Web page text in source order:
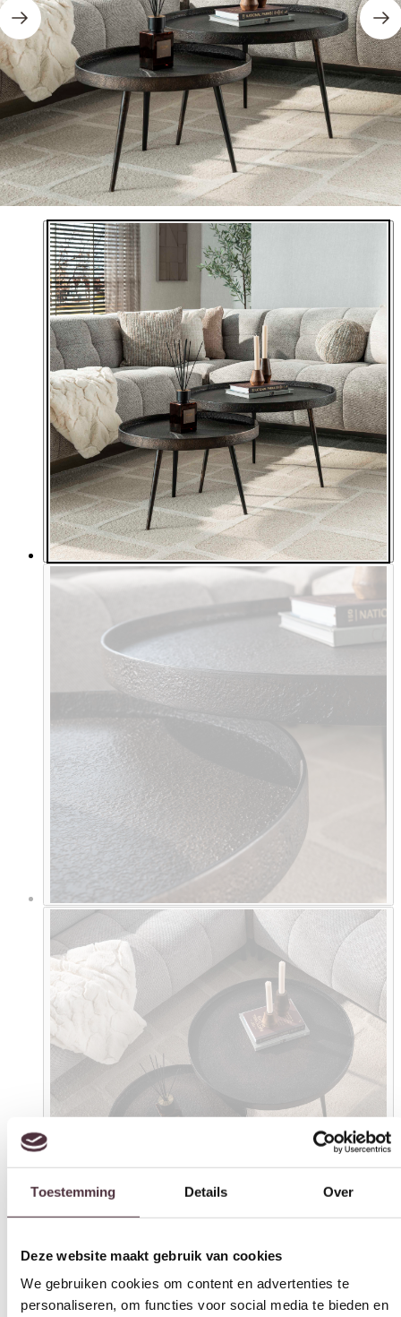
Toestemming Over
Deze website maakt gebruik van cookies
personaliseren, om functies voor social media te bieden en
om ons websiteverkeer te analyseren. Ook delen we
informatie over uw gebruik van onze site met onze